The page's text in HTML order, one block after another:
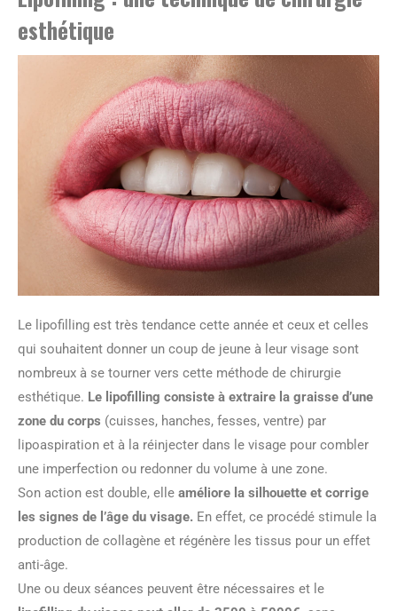
esthétique
Le lipofilling est très tendance cette année et ceux et celles
qui souhaitent donner un coup de jeune à leur visage sont
nombreux à se tourner vers cette méthode de chirurgie
esthétique. Le lipofilling consiste à extraire la graisse d’une
zone du corps (cuisses, hanches, fesses, ventre) par
lipoaspiration et à la réinjecter dans le visage pour combler
une imperfection ou redonner du volume à une zone.
Son action est double, elle améliore la silhouette et corrige
les signes de l’âge du visage. En effet, ce procédé stimule la
production de collagène et régénère les tissus pour un effet
anti-âge.
Une ou deux séances peuvent être nécessaires et le